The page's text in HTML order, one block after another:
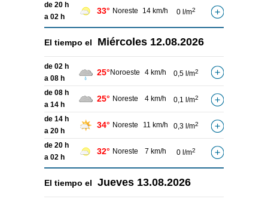
de 20 h
a 02 h
33° Noreste 14 km/h 0 l/m2
El tiempo el Miércoles 12.08.2026
de 02 h
a 08 h
25° Noroeste 4 km/h 0,5 l/m2
de 08 h
a 14 h
25° Noreste 4 km/h 0,1 l/m2
de 14 h
a 20 h
34° Noreste 11 km/h 0,3 l/m2
de 20 h
a 02 h
32° Noreste 7 km/h 0 l/m2
El tiempo el Jueves 13.08.2026